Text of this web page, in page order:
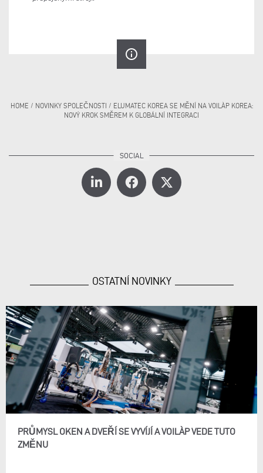
info_outline
HOME / NOVINKY SPOLEČNOSTI / ELUMATEC KOREA SE MĚNÍ NA VOILÀP KOREA:
NOVÝ KROK SMĚREM K GLOBÁLNÍ INTEGRACI
OSTATNÍ NOVINKY
PRŮMYSL OKEN A DVEŘÍ SE VYVÍJÍ A VOILÀP VEDE TUTO
ZMĚNU